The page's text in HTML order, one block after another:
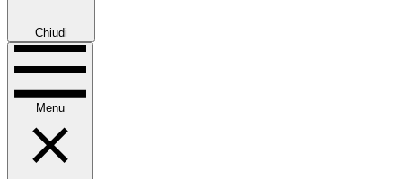
Chiudi
Menu